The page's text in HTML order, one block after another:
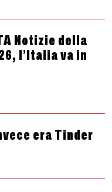
Notizie della
l’Italia va in
era Tinder